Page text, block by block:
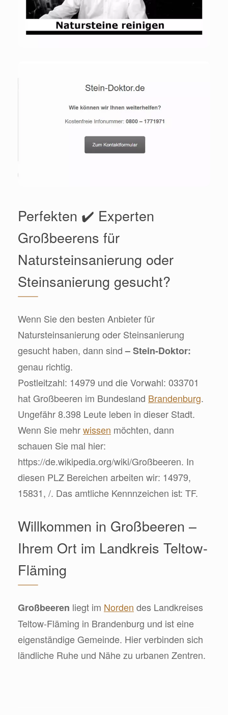
Perfekten ✔️ Experten
Großbeerens für
Natursteinsanierung oder
Steinsanierung gesucht?
Wenn Sie den besten Anbieter für
Natursteinsanierung oder Steinsanierung
gesucht haben, dann sind– Stein-Doktor:
genau richtig.
Postleitzahl: 14979 und die Vorwahl: 033701
hat Großbeeren im Bundesland Brandenburg.
Ungefähr 8.398 Leute leben in dieser Stadt.
Wenn Sie mehrwissen möchten, dann
schauen Sie mal hier:
https://de.wikipedia.org/wiki/Großbeeren. In
diesen PLZ Bereichen arbeiten wir: 14979,
15831, /. Das amtliche Kennnzeichen ist: TF.
Willkommen in Großbeeren –
Ihrem Ort im Landkreis Teltow-
Fläming
Großbeeren liegt im Norden des Landkreises
Teltow-Fläming in Brandenburg und ist eine
eigenständige Gemeinde. Hier verbinden sich
ländliche Ruhe und Nähe zu urbanen Zentren.